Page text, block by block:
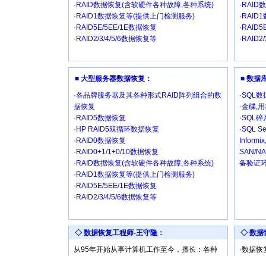
·RAID数据恢复(含软硬件各种故障,各种系统)
·RAID1数据恢复等(提供上门检测服务)
·RAID5E/5EE/1E数据恢复
·RAID2/3/4/5/6数据恢复等
·RAID
■ 大型服务器数据恢复：
·各品牌服务器及其各种形式RAID阵列组合的数
据恢复
·RAID5数据恢复
·HP RAID5双循环数据恢复
·RAID0数据恢复
·RAID0+1/1+0/10数据恢复
·RAID数据恢复(含软硬件各种故障,各种系统)
·RAID1数据恢复等(提供上门检测服务)
·RAID5E/5EE/1E数据恢复
·RAID2/3/4/5/6数据恢复等
■ 数据
·SQL
·金碟,
·SQL
·SQL
SAN/
备验证
◇ 数据恢复工程师-王守隆：
从95年开始从事计算机工作至今，擅长：各种
◇ 数据
·数据